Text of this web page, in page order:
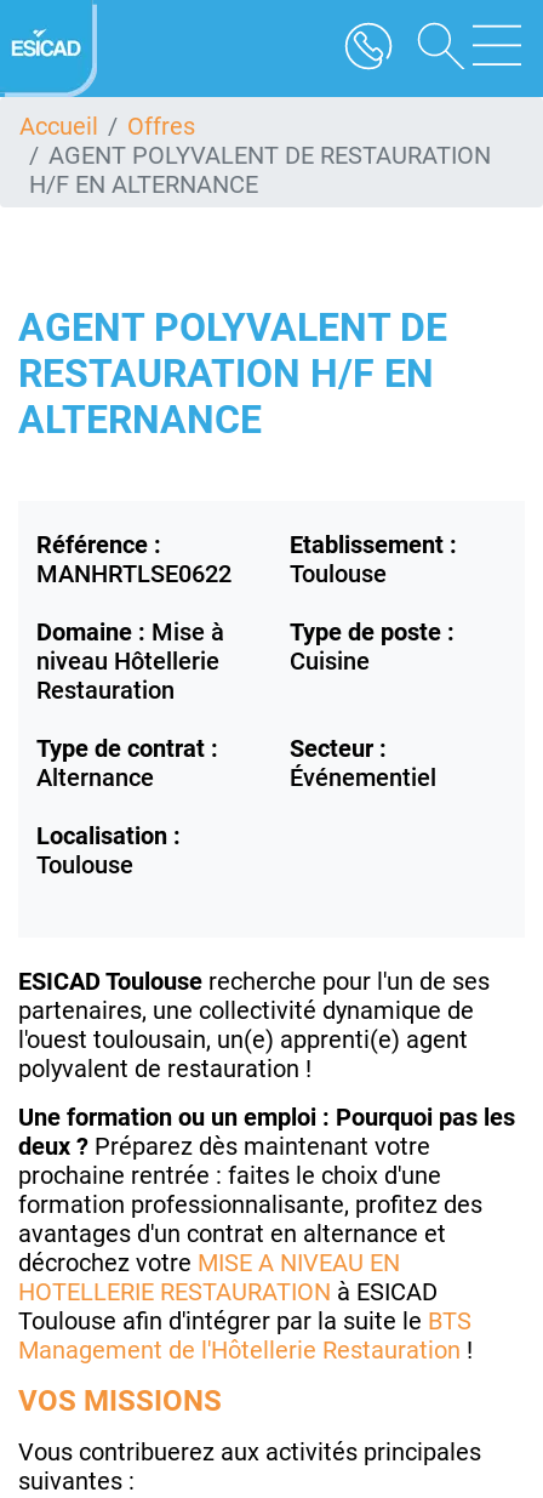
au
contenu
Accueil
Offres
AGENT POLYVALENT DE RESTAURATION
H/F EN ALTERNANCE
AGENT POLYVALENT DE
RESTAURATION H/F EN
ALTERNANCE
Référence :
MANHRTLSE0622
Etablissement :
Toulouse
Domaine : Mise à
niveau Hôtellerie
Restauration
Type de poste :
Cuisine
Type de contrat :
Alternance
Secteur :
Événementiel
Localisation :
Toulouse
ESICAD Toulouse recherche pour l'un de ses
partenaires, une collectivité dynamique de
l'ouest toulousain, un(e) apprenti(e) agent
polyvalent de restauration !
Une formation ou un emploi : Pourquoi pas les
deux ? Préparez dès maintenant votre
prochaine rentrée : faites le choix d'une
formation professionnalisante, profitez des
avantages d'un contrat en alternance et
décrochez votre MISE A NIVEAU EN
HOTELLERIE RESTAURATION à ESICAD
Toulouse afin d'intégrer par la suite le BTS
Management de l'Hôtellerie Restauration !
VOS MISSIONS
Vous contribuerez aux activités principales
suivantes :